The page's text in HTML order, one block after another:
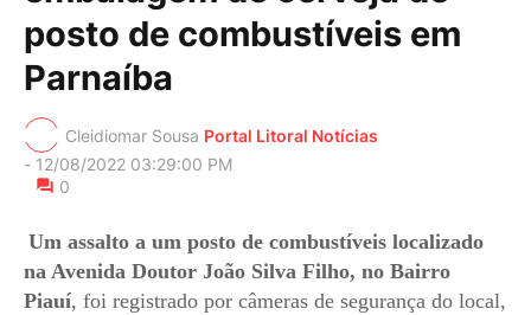
posto de combustíveis em
Parnaíba
Cleidiomar Sousa Portal Litoral Notícias
- 12/08/2022 03:29:00 PM
0
Um assalto a um posto de combustíveis localizado
na Avenida Doutor João Silva Filho, no Bairro
Piauí, foi registrado por câmeras de segurança do local,